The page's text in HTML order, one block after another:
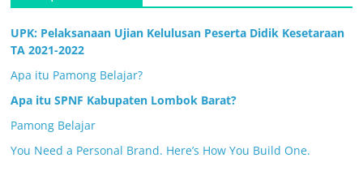
UPK: Pelaksanaan Ujian Kelulusan Peserta Didik Kesetaraan
TA 2021-2022
Apa itu Pamong Belajar?
Apa itu SPNF Kabupaten Lombok Barat?
Pamong Belajar
You Need a Personal Brand. Here’s How You Build One.